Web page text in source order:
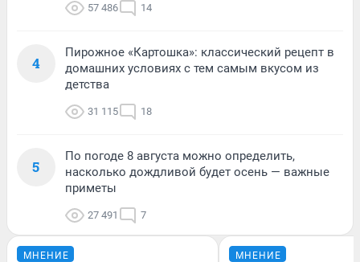
57 486 14
4
Пирожное «Картошка»: классический рецепт в
домашних условиях с тем самым вкусом из
детства
31 115 18
5
По погоде 8 августа можно определить,
насколько дождливой будет осень — важные
приметы
27 491 7
МНЕНИЕ МНЕНИЕ